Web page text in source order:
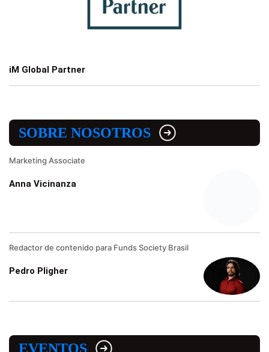
iM Global Partner
SOBRE NOSOTROS
Marketing Associate
Anna Vicinanza
Redactor de contenido para Funds Society Brasil
Pedro Pligher
EVENTOS